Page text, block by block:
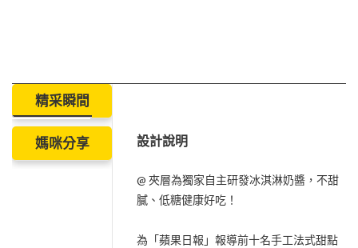
精采瞬間
媽咪分享 設計說明
@ 夾層為獨家自主研發冰淇淋奶醬，不甜
膩、低糖健康好吃！
為「蘋果日報」報導前十名手工法式甜點